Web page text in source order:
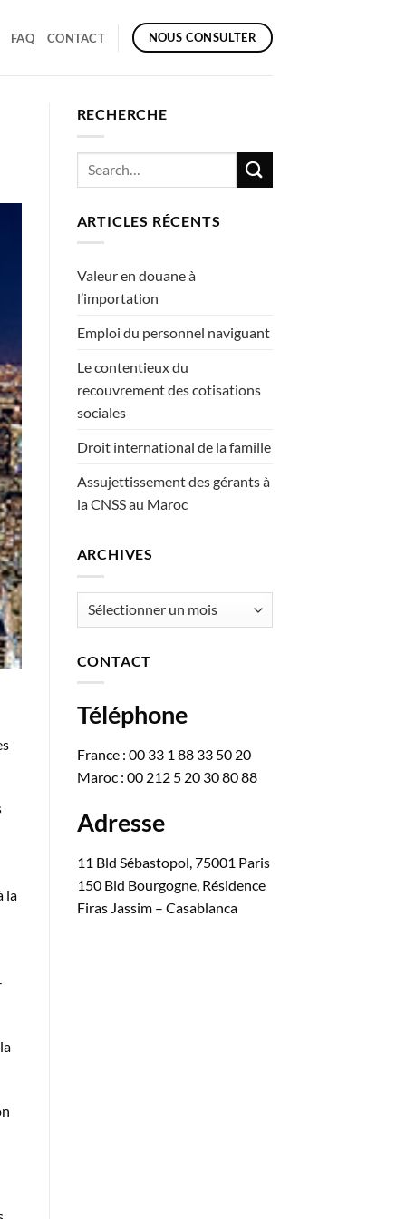
FAQ CONTACT NOUS CONSULTER
la
RECHERCHE
ARTICLES RÉCENTS
Valeur en douane à
l’importation
Emploi du personnel naviguant
Le contentieux du
recouvrement des cotisations
sociales
Droit international de la famille
Assujettissement des gérants à
la CNSS au Maroc
ARCHIVES
Archives
CONTACT
Téléphone
France : 00 33 1 88 33 50 20
Maroc : 00 212 5 20 30 80 88
Adresse
11 Bld Sébastopol, 75001 Paris
150 Bld Bourgogne, Résidence
Firas Jassim – Casablanca